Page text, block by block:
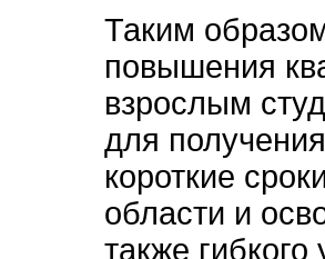
Таким
повышения
взрослым
для
короткие
области и
также